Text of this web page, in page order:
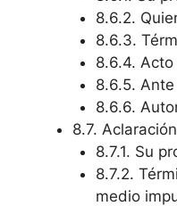
8.6.2.
8.6.3.
8.6.4.
8.6.5.
8.6.6.
8.7.
8.7.1. Su
8.7.2.
medio